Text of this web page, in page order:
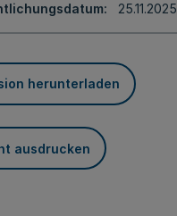
25.11.2025
herunterladen
ausdrucken